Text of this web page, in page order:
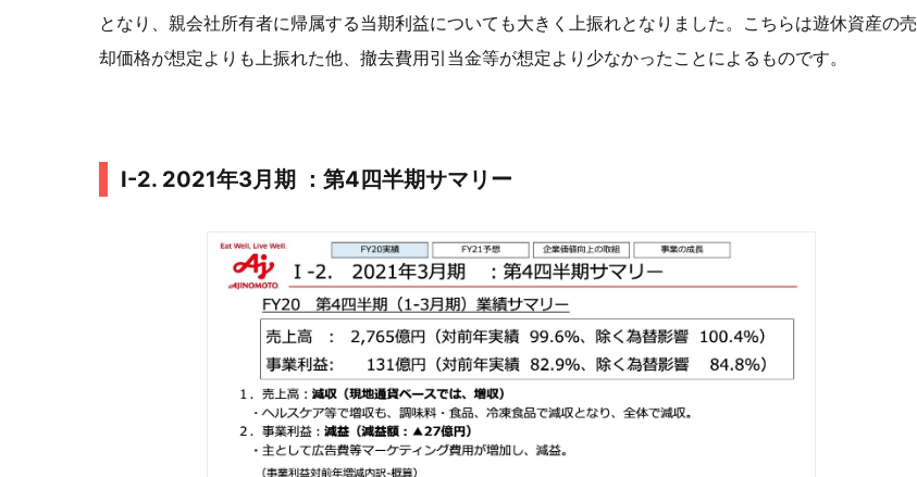
となり、親会社所有者に帰属する当期利益についても大きく上振れとなりました。こちらは遊休資産の売
却価格が想定よりも上振れた他、撤去費用引当金等が想定より少なかったことによるものです。
Ⅰ-2. 2021年3月期 ：第4四半期サマリー